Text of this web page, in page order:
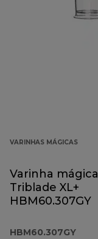
VARINHAS MÁGICAS
Varinha mágica
Triblade XL+
HBM60.307GY
HBM60.307GY